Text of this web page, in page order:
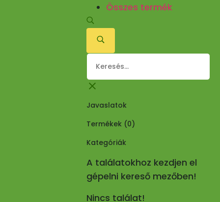
Összes termék
Javaslatok
Termékek (0)
Kategóriák
A találatokhoz kezdjen el
gépelni kereső mezőben!
Nincs találat!